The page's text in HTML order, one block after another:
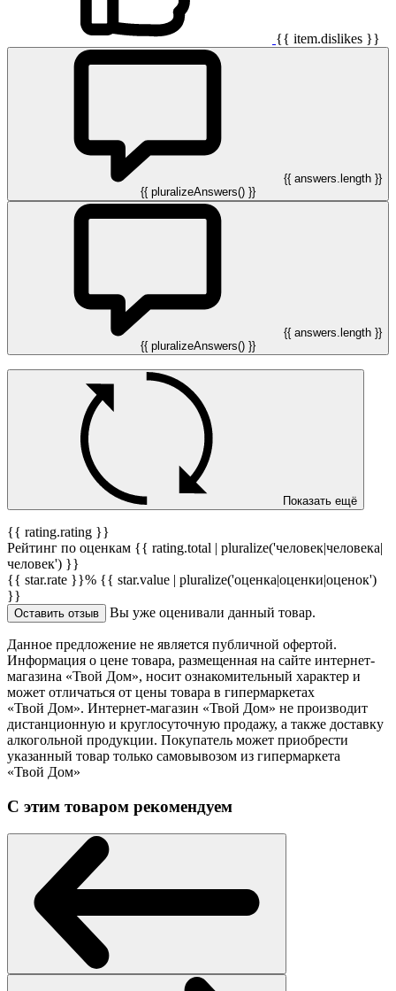
{{ item.dislikes }}
{{ answers.length }}
{{ pluralizeAnswers() }}
{{ answers.length }}
{{ pluralizeAnswers() }}
Показать ещё
{{ rating.rating }}
Рейтинг по оценкам {{ rating.total | pluralize('человек|человека|
человек') }}
{{ star.rate }}% {{ star.value | pluralize('оценка|оценки|оценок')
}}
Оставить отзыв Вы уже оценивали данный товар.
Данное предложение не является публичной офертой.
Информация о цене товара, размещенная на сайте интернет-
магазина «Твой Дом», носит ознакомительный характер и
может отличаться от цены товара в гипермаркетах
«Твой Дом». Интернет-магазин «Твой Дом» не производит
дистанционную и круглосуточную продажу, а также доставку
алкогольной продукции. Покупатель может приобрести
указанный товар только самовывозом из гипермаркета
«Твой Дом»
С этим товаром рекомендуем